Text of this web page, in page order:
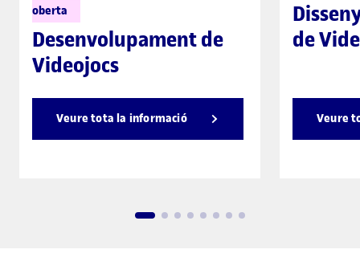
oberta
Desenvolupament de
Videojocs
Veure tota la informació
de
Veure